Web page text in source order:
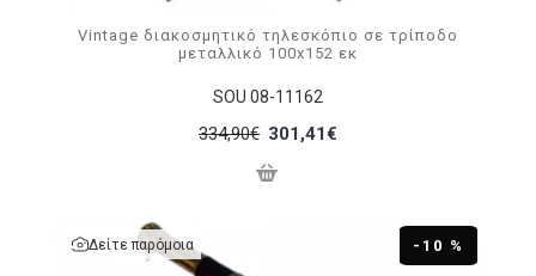
SOU 08-11162
Vintage διακοσμητικό τηλεσκόπιο σε τρίποδο
μεταλλικό 100x152 εκ
334,90€ 301,41€
-10 %
Δείτε παρόμοια